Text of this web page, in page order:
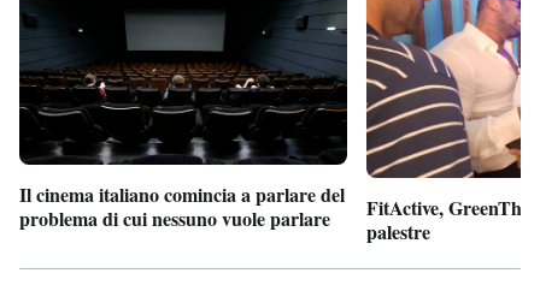
Il cinema italiano comincia a parlare del
problema di cui nessuno vuole parlare
FitActive,
palestre